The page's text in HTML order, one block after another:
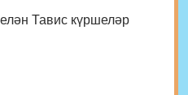
Тавис күршеләр